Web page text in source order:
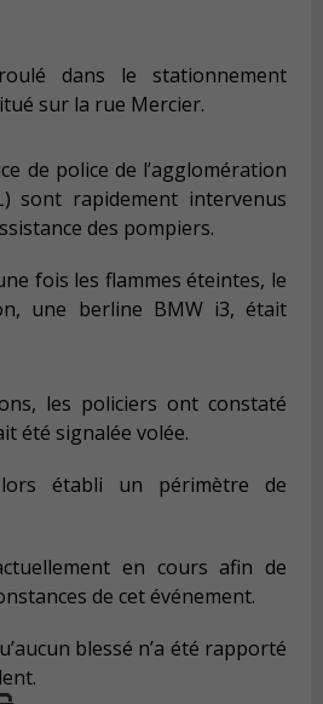
dans le stationnement
sur la rue Mercier.
de police de l’agglomération
sont rapidement intervenus
des pompiers.
fois les flammes éteintes, le
une berline BMW i3, était
les policiers ont constaté
été signalée volée.
établi un périmètre de
en cours afin de
de cet événement.
blessé n’a été rapporté